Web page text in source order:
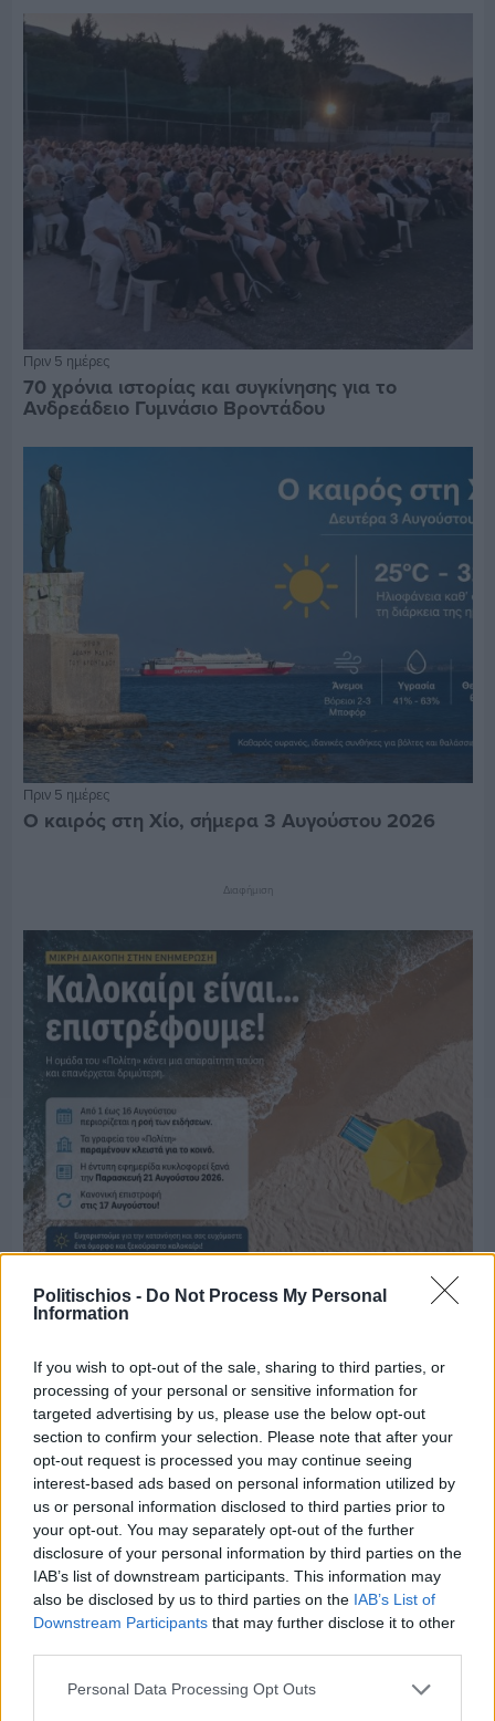
Politischios - Do Not Process My Personal
Information
If you wish to opt-out of the sale, sharing to third parties, or
processing of your personal or sensitive information for
targeted advertising by us, please use the below opt-out
section to confirm your selection. Please note that after your
opt-out request is processed you may continue seeing
interest-based ads based on personal information utilized by
us or personal information disclosed to third parties prior to
your opt-out. You may separately opt-out of the further
disclosure of your personal information by third parties on the
IAB’s list of downstream participants. This information may
also be disclosed by us to third parties on the IAB’s List of
Downstream Participants that may further disclose it to other
Personal Data Processing Opt Outs
Πριν 5 ημέρες
70 χρόνια ιστορίας και συγκίνησης για το
Ανδρεάδειο Γυμνάσιο Βροντάδου
Πριν 5 ημέρες
Ο καιρός στη Χίο, σήμερα 3 Αυγούστου 2026
Διαφήμιση
Μία μικρή αλλά αναγκαία ανάπαυλα για την
ομάδα του «Πολίτη»